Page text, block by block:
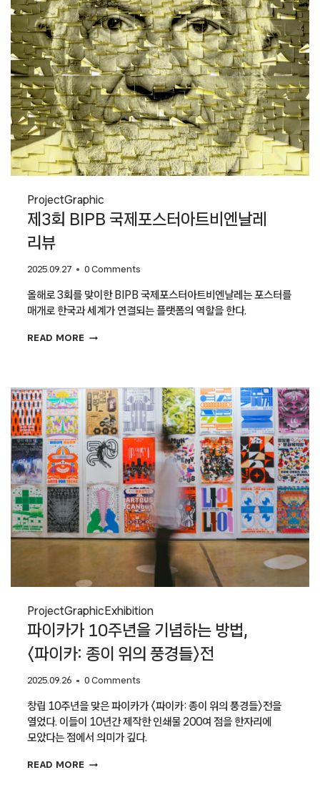
ProjectGraphic
제3회 BIPB 국제포스터아트비엔날레
리뷰
2025.09.27 0 Comments
올해로 3회를 맞이한 BIPB 국제포스터아트비엔날레는 포스터를
매개로 한국과 세계가 연결되는 플랫폼의 역할을 한다.
READ MORE 제3회
ProjectGraphic Exhibition
파이카가 10주년을 기념하는 방법,
〈파이카: 종이 위의 풍경들〉전
2025.09.26 0 Comments
창립 10주년을 맞은 파이카가 〈파이카: 종이 위의 풍경들〉전을
열었다. 이들이 10년간 제작한 인쇄물 200여 점을 한자리에
모았다는 점에서 의미가 깊다.
READ MORE 파이카가